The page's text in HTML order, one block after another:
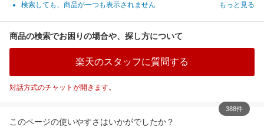
検索しても、商品が一つも表示されません
もっと見る
商品の検索でお困りの場合や、探し方について
楽天のスタッフに質問する
対話方式のチャットが開きます。
このページの使いやすさはいかがでしたか？
388件